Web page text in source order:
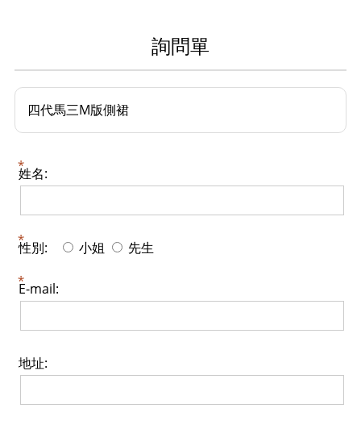
詢問單
四代馬三M版側裙
姓名:
性別: 小姐 先生
E-mail:
地址: